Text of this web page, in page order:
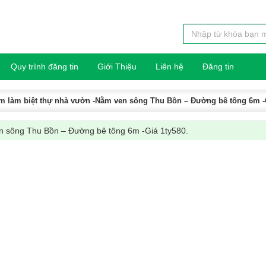
Quy trình đăng tin Giới Thiệu Liên hệ Đăng tin
làm biệt thự nhà vườn -Nằm ven sông Thu Bồn – Đường bê tông 6m -
Thu Bồn – Đường bê tông 6m -Giá 1ty580.